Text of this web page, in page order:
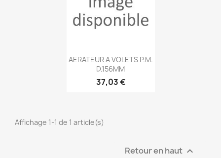
Aperçu rapide
AERATEUR A VOLETS P.M.
D.156MM
37,03 €
Affichage 1-1 de 1 article(s)
Retour en haut 